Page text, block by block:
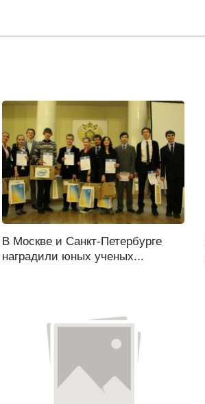
В Москве и Санкт-Петербурге
наградили юных ученых...